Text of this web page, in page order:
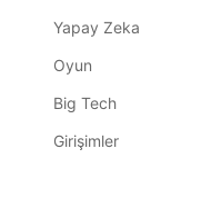
Yapay Zeka
Oyun
Big Tech
Girişimler